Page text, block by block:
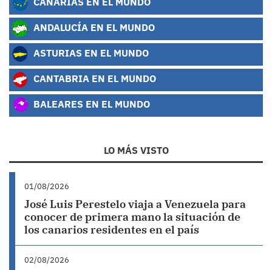
ANDALUCÍA EN EL MUNDO
ASTURIAS EN EL MUNDO
CANTABRIA EN EL MUNDO
BALEARES EN EL MUNDO
LO MÁS VISTO
01/08/2026
José Luis Perestelo viaja a Venezuela para
conocer de primera mano la situación de
los canarios residentes en el país
02/08/2026